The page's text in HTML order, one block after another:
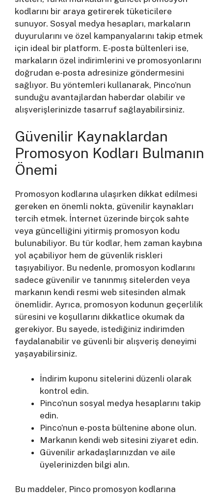
kodlarını bir araya getirerek tüketicilere
sunuyor. Sosyal medya hesapları, markaların
duyurularını ve özel kampanyalarını takip etmek
için ideal bir platform. E-posta bültenleri ise,
markaların özel indirimlerini ve promosyonlarını
doğrudan e-posta adresinize göndermesini
sağlıyor. Bu yöntemleri kullanarak, Pinco’nun
sunduğu avantajlardan haberdar olabilir ve
alışverişlerinizde tasarruf sağlayabilirsiniz.
Güvenilir Kaynaklardan
Promosyon Kodları Bulmanın
Önemi
Promosyon kodlarına ulaşırken dikkat edilmesi
gereken en önemli nokta, güvenilir kaynakları
tercih etmek. İnternet üzerinde birçok sahte
veya güncelliğini yitirmiş promosyon kodu
bulunabiliyor. Bu tür kodlar, hem zaman kaybına
yol açabiliyor hem de güvenlik riskleri
taşıyabiliyor. Bu nedenle, promosyon kodlarını
sadece güvenilir ve tanınmış sitelerden veya
markanın kendi resmi web sitesinden almak
önemlidir. Ayrıca, promosyon kodunun geçerlilik
süresini ve koşullarını dikkatlice okumak da
gerekiyor. Bu sayede, istediğiniz indirimden
faydalanabilir ve güvenli bir alışveriş deneyimi
yaşayabilirsiniz.
İndirim kuponu sitelerini düzenli olarak
kontrol edin.
Pinco’nun sosyal medya hesaplarını takip
edin.
Pinco’nun e-posta bültenine abone olun.
Markanın kendi web sitesini ziyaret edin.
Güvenilir arkadaşlarınızdan ve aile
üyelerinizden bilgi alın.
Bu maddeler, Pinco promosyon kodlarına